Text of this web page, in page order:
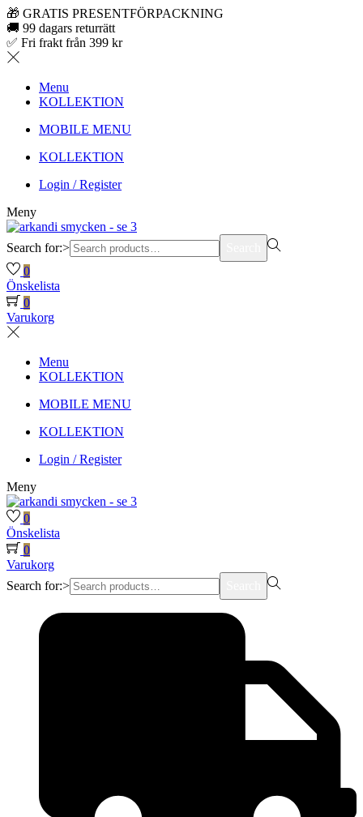
🎁 GRATIS PRESENTFÖRPACKNING
🚚 99 dagars returrätt
✅ Fri frakt från 399 kr
Menu
KOLLEKTION
MOBILE MENU
KOLLEKTION
Login / Register
Meny
Search for:>
0
Önskelista
0
Varukorg
Menu
KOLLEKTION
MOBILE MENU
KOLLEKTION
Login / Register
Meny
0
Önskelista
0
Varukorg
Search for:>